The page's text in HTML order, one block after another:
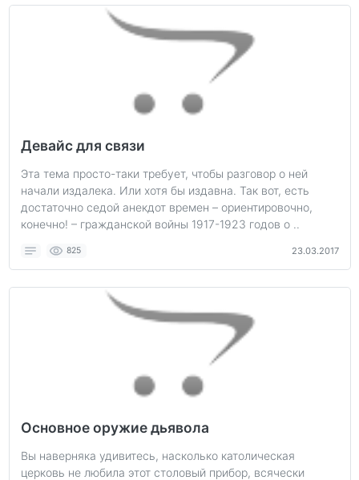
Девайс для связи
Эта тема просто-таки требует, чтобы разговор о ней
начали издалека. Или хотя бы издавна. Так вот, есть
достаточно седой анекдот времен – ориентировочно,
конечно! – гражданской войны 1917-1923 годов о ..
825 23.03.2017
Основное оружие дьявола
Вы наверняка удивитесь, насколько католическая
церковь не любила этот столовый прибор, всячески